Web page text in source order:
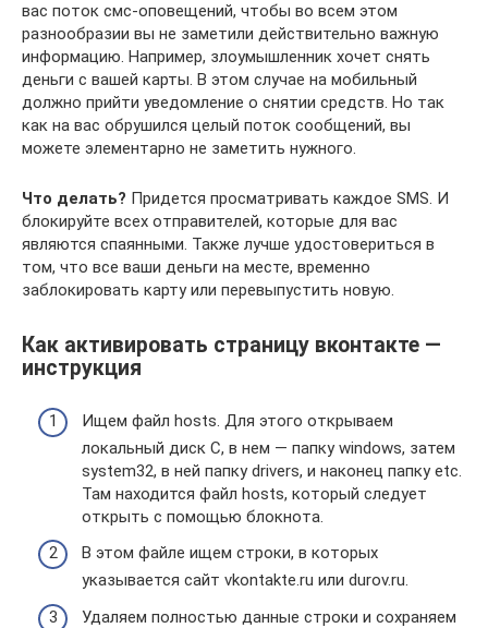
вас поток смс-оповещений, чтобы во всем этом
разнообразии вы не заметили действительно важную
информацию. Например, злоумышленник хочет снять
деньги с вашей карты. В этом случае на мобильный
должно прийти уведомление о снятии средств. Но так
как на вас обрушился целый поток сообщений, вы
можете элементарно не заметить нужного.
Что делать? Придется просматривать каждое SMS. И
блокируйте всех отправителей, которые для вас
являются спаянными. Также лучше удостовериться в
том, что все ваши деньги на месте, временно
заблокировать карту или перевыпустить новую.
Как активировать страницу вконтакте —
инструкция
Ищем файл hosts. Для этого открываем
локальный диск C, в нем — папку windows, затем
system32, в ней папку drivers, и наконец папку etc.
Там находится файл hosts, который следует
открыть с помощью блокнота.
В этом файле ищем строки, в которых
указывается сайт vkontakte.ru или durov.ru.
Удаляем полностью данные строки и сохраняем